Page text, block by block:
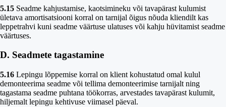
5.15 Seadme kahjustamise, kaotsimineku või tavapärast kulumist
ületava amortisatsiooni korral on tarnijal õigus nõuda kliendilt kas
leppetrahvi kuni seadme väärtuse ulatuses või kahju hüvitamist seadme
väärtuses.
D. Seadmete tagastamine
5.16 Lepingu lõppemise korral on klient kohustatud omal kulul
demonteerima seadme või tellima demonteerimise tarnijalt ning
tagastama seadme puhtana töökorras, arvestades tavapärast kulumit,
hiljemalt lepingu kehtivuse viimasel päeval.